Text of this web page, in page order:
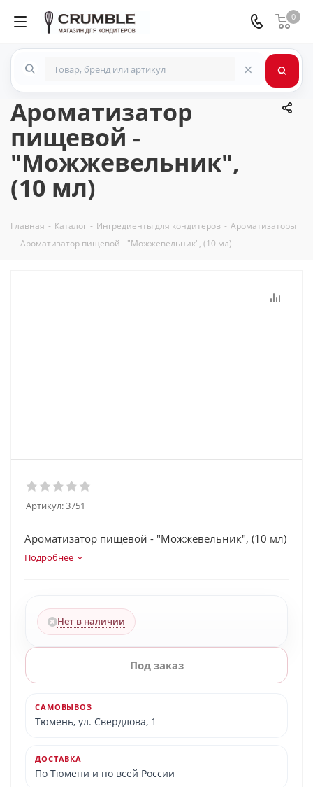
0
×
Ароматизатор
пищевой -
"Можжевельник",
(10 мл)
Главная - Каталог - Ингредиенты для кондитеров - Ароматизаторы
- Ароматизатор пищевой - "Можжевельник", (10 мл)
Артикул:3751
Ароматизатор пищевой - "Можжевельник", (10 мл)
Подробнее
Нет в наличии
Под заказ
САМОВЫВОЗ
Тюмень, ул. Свердлова, 1
ДОСТАВКА
По Тюмени и по всей России